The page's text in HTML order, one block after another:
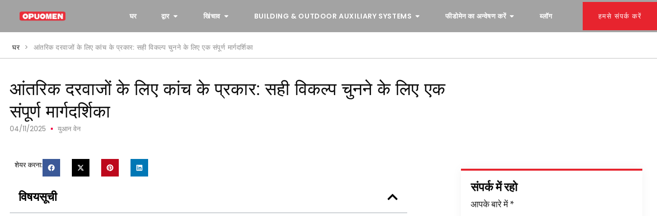
घर द्वार खिंचाव BUILDING & OUTDOOR AUXILIARY SYSTEMS फीडोमेन का अन्वेषण करें ब्लॉग हमसे संपर्क करें
घर > आंतरिक दरवाजों के लिए कांच के प्रकार: सही विकल्प चुनने के लिए एक संपूर्ण मार्गदर्शिका
आंतरिक दरवाजों के लिए कांच के प्रकार: सही विकल्प चुनने के लिए एक
संपूर्ण मार्गदर्शिका
04/11/2025 युआन वेन
शेयर करना:
विषयसूची
संपर्क में रहो
आपके बारे में *